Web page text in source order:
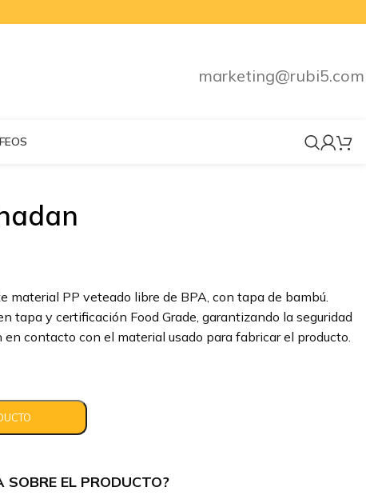
marketing@rubi5.com
material PP veteado libre de BPA, con tapa de bambú.
tapa y certificación Food Grade, garantizando la seguridad
contacto con el material usado para fabricar el producto.
EL PRODUCTO?